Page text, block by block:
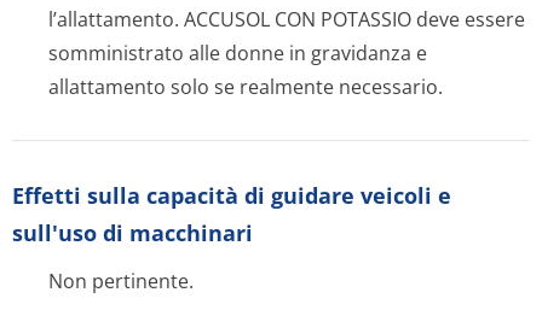
l’allattamento. ACCUSOL CON POTASSIO deve essere
somministrato alle donne in gravidanza e
allattamento solo se realmente necessario.
Effetti sulla capacità di guidare veicoli e
sull'uso di macchinari
Non pertinente.